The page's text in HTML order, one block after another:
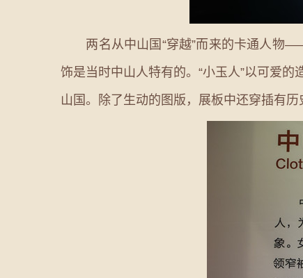
两名从中山国“穿越”而来的卡通人物——
饰是当时中山人特有的。“小玉人”以可爱
山国。除了生动的图版，展板中还穿插有